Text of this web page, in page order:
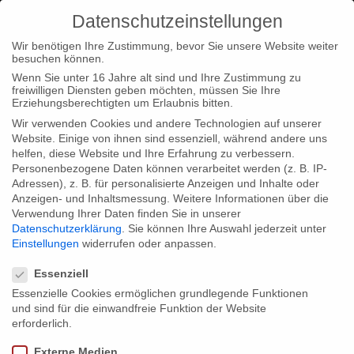
Home Startseite
Webprojekt #uploading_holocaust für
Japan Prize 2017 nominiert
Webprojekt #uploading_holocaust für
Japan Prize 2017 nominiert
Wir freuen uns sehr , dass das multimediale Webprojekt zur
Erinnerung an den Holocaust für einer der wichtigsten
Datenschutzeinstellungen
Wir benötigen Ihre Zustimmung, bevor Sie unsere Website weiter
besuchen können.
Wenn Sie unter 16 Jahre alt sind und Ihre Zustimmung zu
freiwilligen Diensten geben möchten, müssen Sie Ihre
Erziehungsberechtigten um Erlaubnis bitten.
Wir verwenden Cookies und andere Technologien auf unserer
Website. Einige von ihnen sind essenziell, während andere uns
helfen, diese Website und Ihre Erfahrung zu verbessern.
Personenbezogene Daten können verarbeitet werden (z. B. IP-
Adressen), z. B. für personalisierte Anzeigen und Inhalte oder
Anzeigen- und Inhaltsmessung. Weitere Informationen über die
Verwendung Ihrer Daten finden Sie in unserer
Datenschutzerklärung
Sie können Ihre Auswahl jederzeit unter
Einstellungen widerrufen oder anpassen.
Essenziell
Essenzielle Cookies ermöglichen grundlegende Funktionen
und sind für die einwandfreie Funktion der Website
erforderlich.